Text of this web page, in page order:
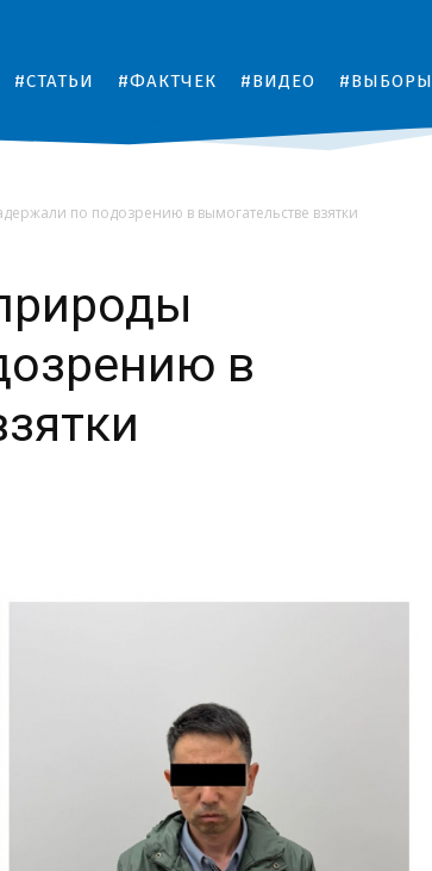
#СТАТЬИ #ФАКТЧЕК #ВИДЕО #ВЫБОРЫ
по подозрению в вымогательстве взятки
в